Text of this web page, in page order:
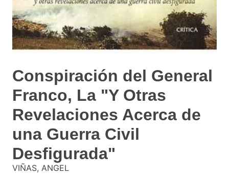
Conspiración del General
Franco, La "Y Otras
Revelaciones Acerca de
una Guerra Civil
Desfigurada"
VIÑAS, ANGEL